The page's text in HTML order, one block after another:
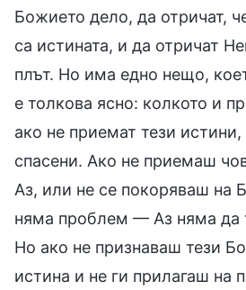
Божието дело, да отричат,
са истината, и да отричат
плът. Но има едно нещо,
е толкова ясно: колкото и
ако не приемат тези
спасени. Ако не приемаш
Аз, или не се покоряваш на
няма проблем — Аз няма да
Но ако не признаваш тези
истина и не ги прилагаш на